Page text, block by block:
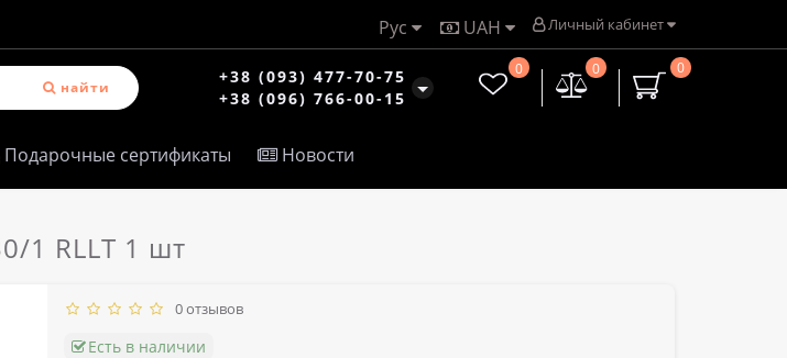
Личный кабинет
UAH
Рус
найти
+38 (093) 477-70-75
+38 (096) 766-00-15
0
0
0
Подарочные сертификаты Новости
1 RLLT 1 шт
0 отзывов
Есть в наличии